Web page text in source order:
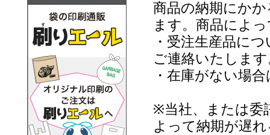
商品の納期にか
ます。商品によ
・受注生産品に
ご連絡いたしま
・在庫がない場
※当社、または委
よって納期が遅